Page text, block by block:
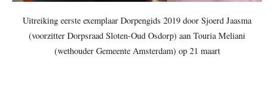
Uitreiking eerste exemplaar Dorpengids 2019 door Sjoerd Jaasma
(voorzitter Dorpsraad Sloten-Oud Osdorp) aan Touria Meliani
(wethouder Gemeente Amsterdam) op 21 maart